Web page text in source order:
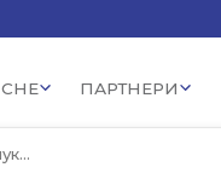
ПАРТНЕРИ